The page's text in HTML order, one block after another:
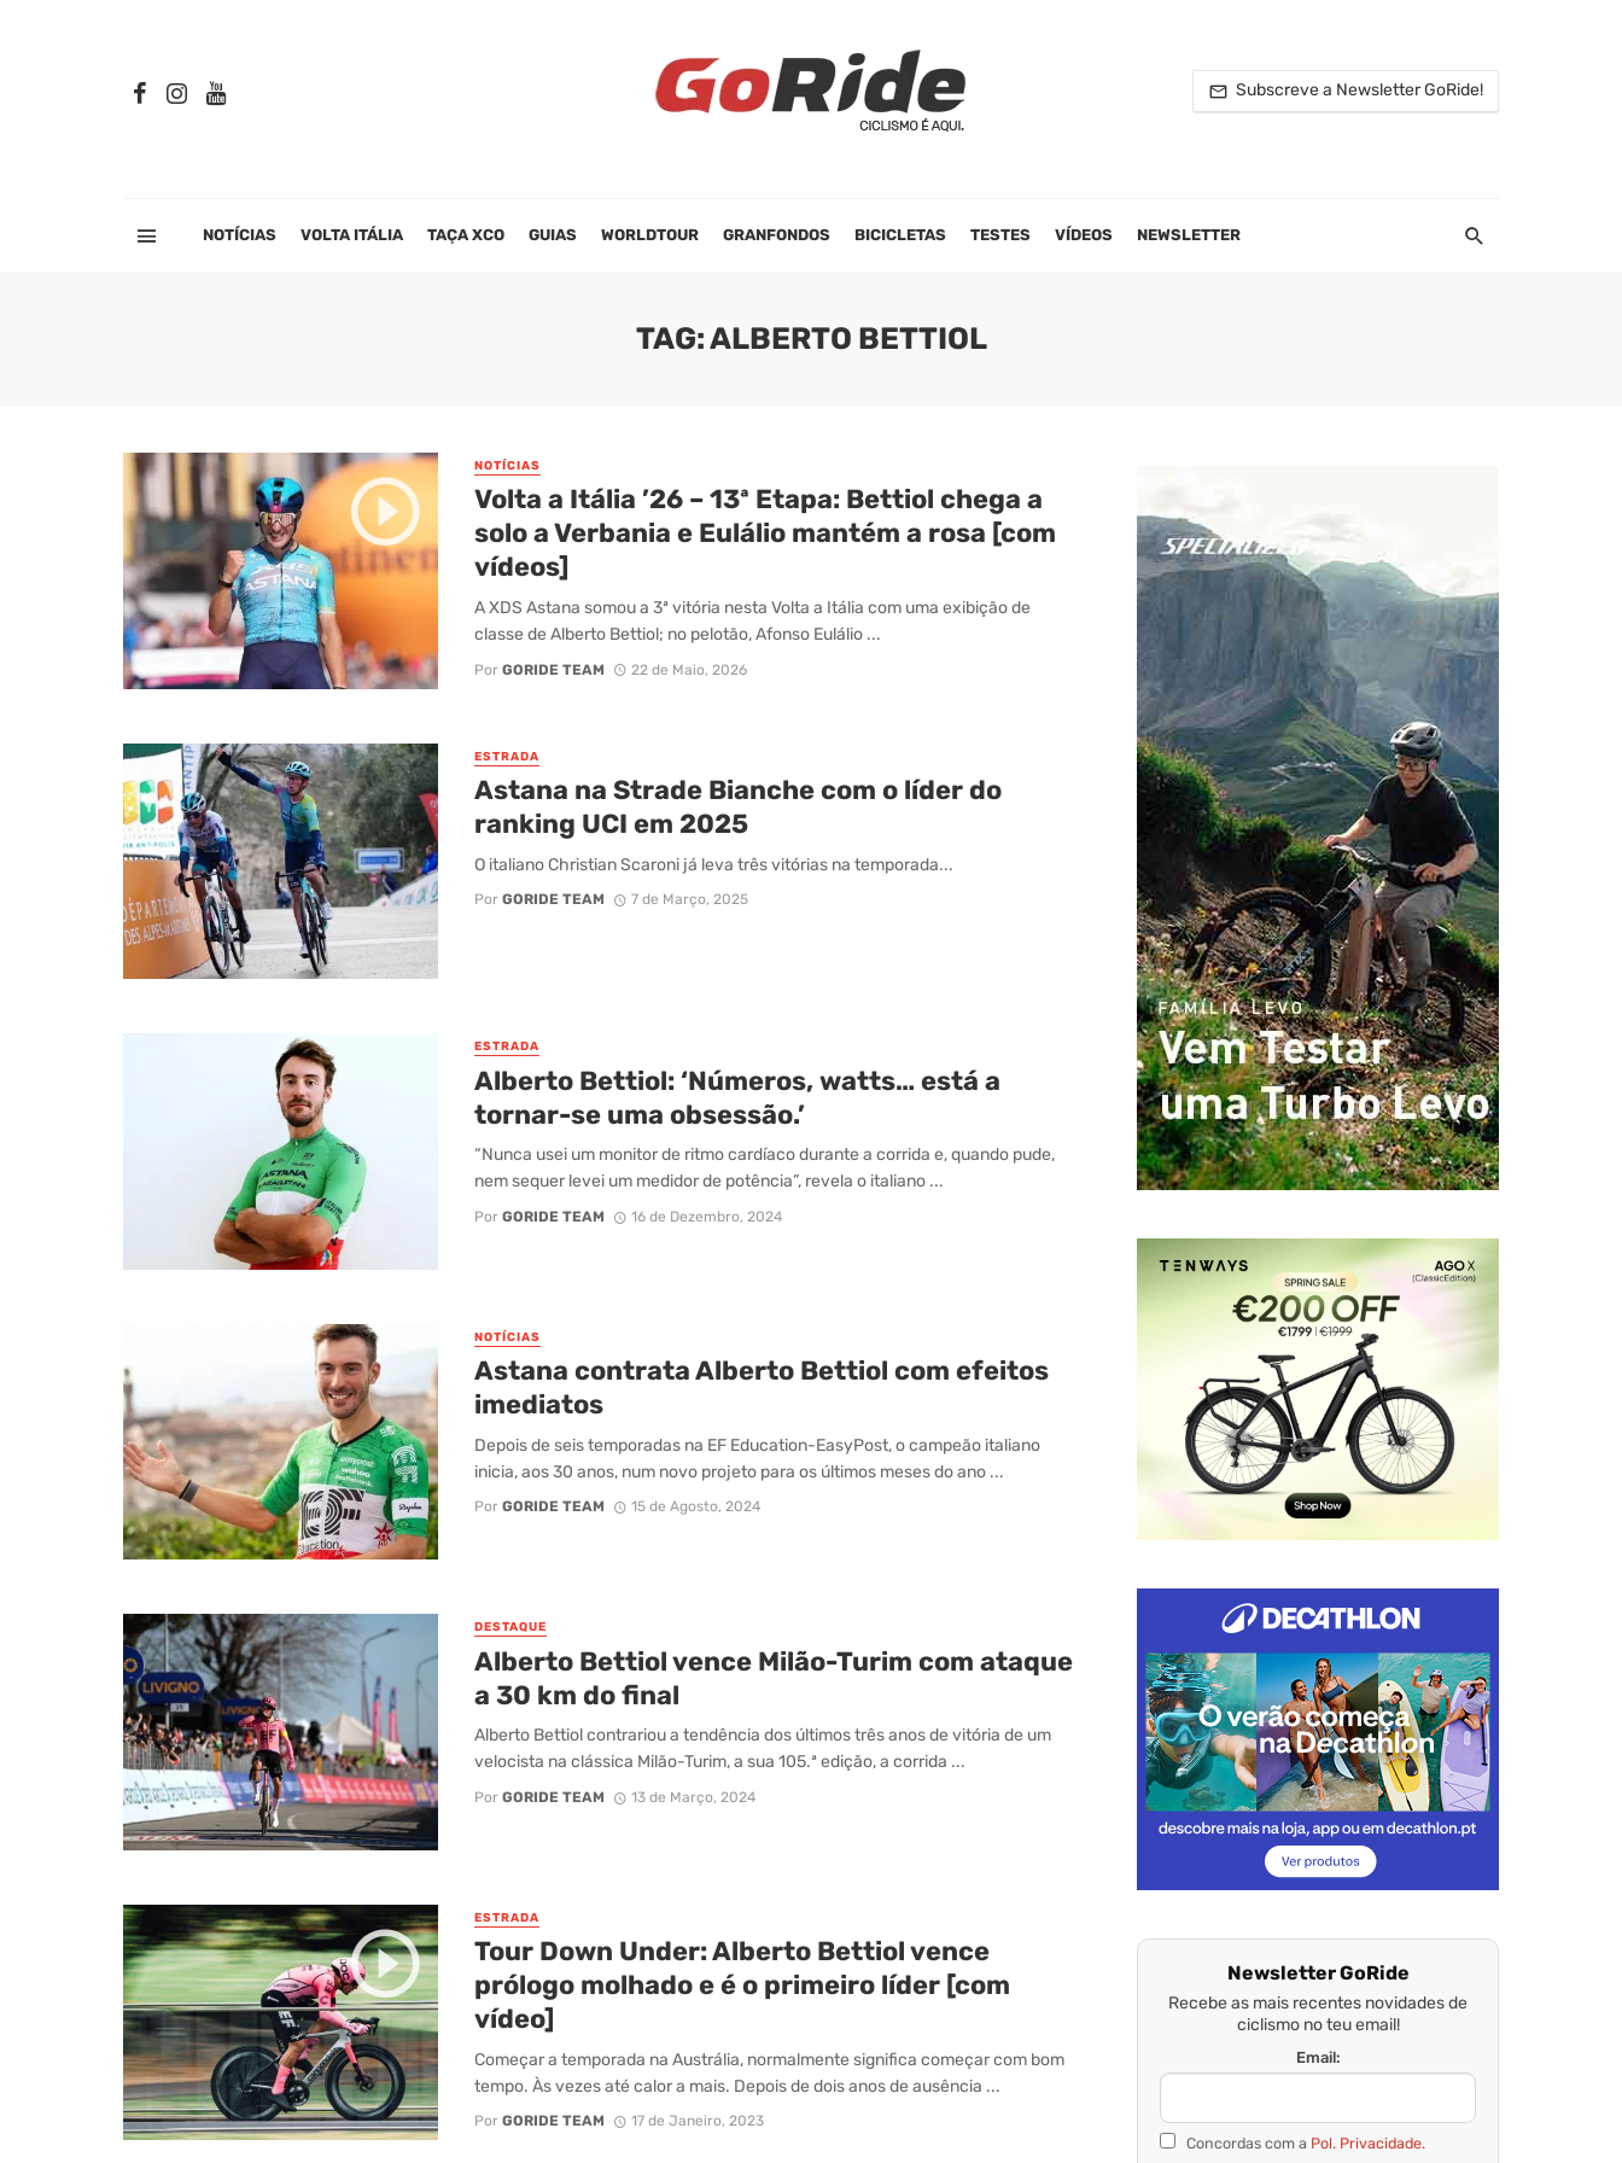
Subscreve a Newsletter GoRide!
NOTÍCIAS VOLTA ITÁLIA TAÇA XCO GUIAS WORLDTOUR GRANFONDOS BICICLETAS TESTES VÍDEOS NEWSLETTER
TAG: ALBERTO BETTIOL
NOTÍCIAS
Volta a Itália ’26 – 13ª Etapa: Bettiol chega a
solo a Verbania e Eulálio mantém a rosa [com
vídeos]
A XDS Astana somou a 3ª vitória nesta Volta a Itália com uma exibição de
classe de Alberto Bettiol; no pelotão, Afonso Eulálio ...
Por GORIDE TEAM 22 de Maio, 2026
ESTRADA
Astana na Strade Bianche com o líder do
ranking UCI em 2025
O italiano Christian Scaroni já leva três vitórias na temporada...
Por GORIDE TEAM 7 de Março, 2025
ESTRADA
Alberto Bettiol: ‘Números, watts… está a
tornar-se uma obsessão.’
“Nunca usei um monitor de ritmo cardíaco durante a corrida e, quando pude,
nem sequer levei um medidor de potência”, revela o italiano ...
Por GORIDE TEAM 16 de Dezembro, 2024
NOTÍCIAS
Astana contrata Alberto Bettiol com efeitos
imediatos
Depois de seis temporadas na EF Education-EasyPost, o campeão italiano
inicia, aos 30 anos, num novo projeto para os últimos meses do ano ...
Por GORIDE TEAM 15 de Agosto, 2024
DESTAQUE
Alberto Bettiol vence Milão-Turim com ataque
a 30 km do final
Alberto Bettiol contrariou a tendência dos últimos três anos de vitória de um
velocista na clássica Milão-Turim, a sua 105.ª edição, a corrida ...
Por GORIDE TEAM 13 de Março, 2024
ESTRADA
Tour Down Under: Alberto Bettiol vence
prólogo molhado e é o primeiro líder [com
vídeo]
Começar a temporada na Austrália, normalmente significa começar com bom
tempo. Às vezes até calor a mais. Depois de dois anos de ausência ...
Por GORIDE TEAM 17 de Janeiro, 2023
Newsletter GoRide
Recebe as mais recentes novidades de
ciclismo no teu email!
Email:
Concordas com a Pol. Privacidade.